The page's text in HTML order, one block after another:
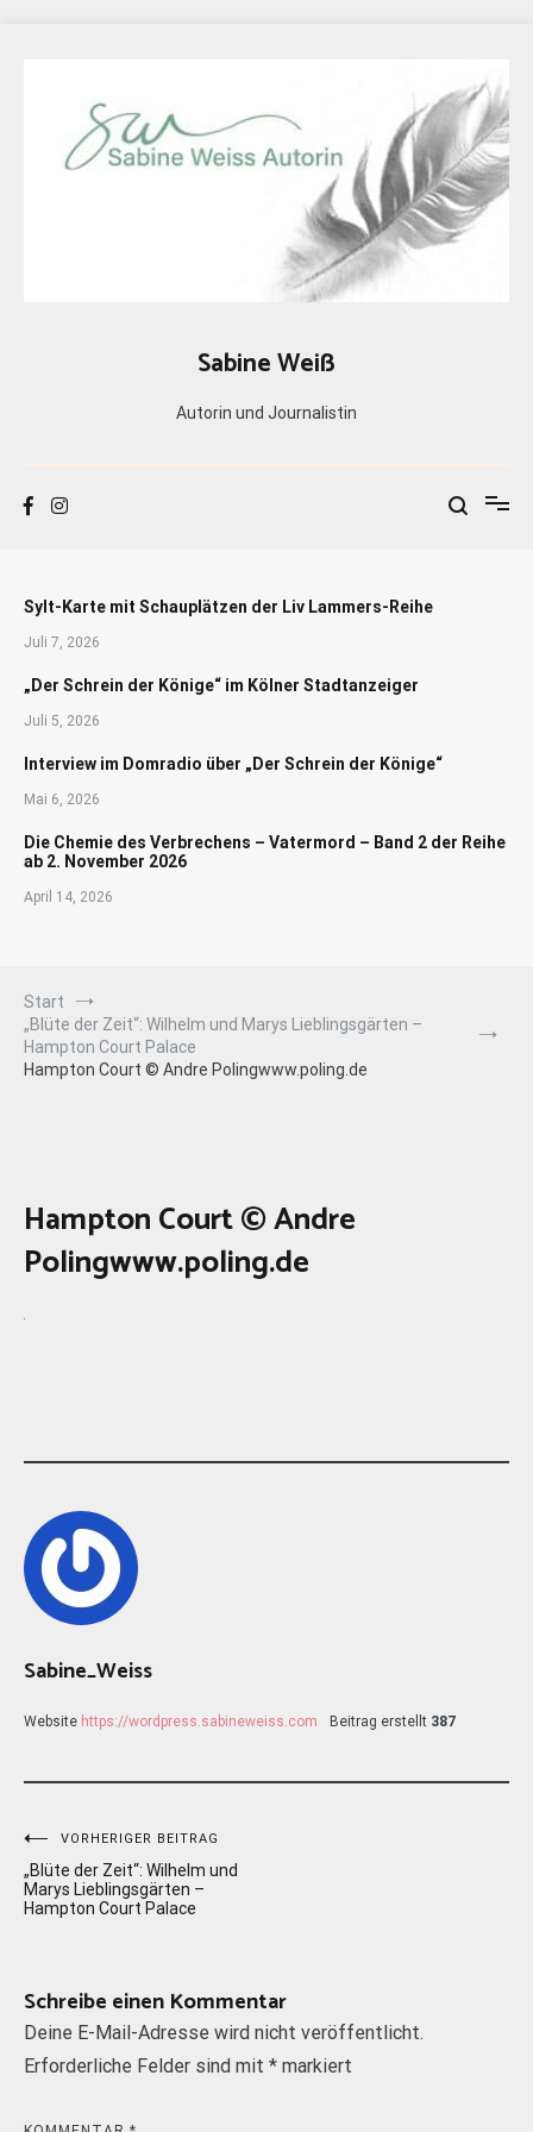
Sabine Weiß
Autorin und Journalistin
Sylt-Karte mit Schauplätzen der Liv Lammers-Reihe
Juli 7, 2026
„Der Schrein der Könige“ im Kölner Stadtanzeiger
Juli 5, 2026
Interview im Domradio über „Der Schrein der Könige“
Mai 6, 2026
Die Chemie des Verbrechens – Vatermord – Band 2 der Reihe
ab 2. November 2026
April 14, 2026
Start
„Blüte der Zeit“: Wilhelm und Marys Lieblingsgärten –
Hampton Court Palace
Hampton Court © Andre Polingwww.poling.de
Hampton Court © Andre
Polingwww.poling.de
Sabine_Weiss
Website https://wordpress.sabineweiss.com Beitrag erstellt 387
Beitragsnavigation
VORHERIGER BEITRAG
„Blüte der Zeit“: Wilhelm und
Marys Lieblingsgärten –
Hampton Court Palace
Schreibe einen Kommentar
Deine E-Mail-Adresse wird nicht veröffentlicht.
Erforderliche Felder sind mit * markiert